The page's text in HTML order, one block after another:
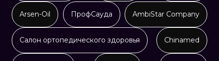
Arsen-Oil ПрофСауда AmbiStar Company
Салон ортопедического здоровья Chinamed